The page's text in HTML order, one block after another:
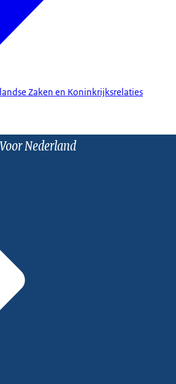
Zaken en Koninkrijksrelaties
Nederland